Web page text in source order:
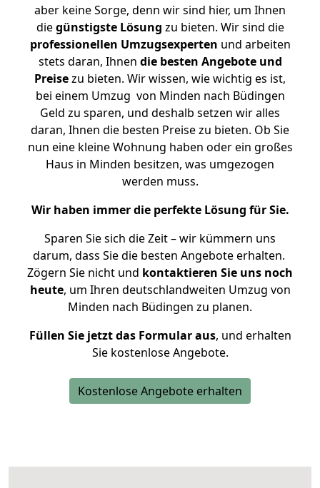
aber keine Sorge, denn wir sind hier, um Ihnen
diegünstigste Lösung zu bieten. Wir sind die
professionellen Umzugsexperten und arbeiten
stets daran, Ihnen die besten Angebote und
Preisezu bieten. Wir wissen, wie wichtig es ist,
bei einem Umzug von Minden nach Büdingen
Geld zu sparen, und deshalb setzen wir alles
daran, Ihnen die besten Preise zu bieten. Ob Sie
nun eine kleine Wohnung haben oder ein großes
Haus in Minden besitzen, was umgezogen
werden muss.
Wir haben immer die perfekte Lösung für Sie.
Sparen Sie sich die Zeit – wir kümmern uns
darum, dass Sie die besten Angebote erhalten.
Zögern Sie nicht und kontaktieren Sie uns noch
heute, um Ihren deutschlandweiten Umzug von
Minden nach Büdingen zu planen.
Füllen Sie jetzt das Formular aus, und erhalten
Sie kostenlose Angebote.
Kostenlose Angebote erhalten